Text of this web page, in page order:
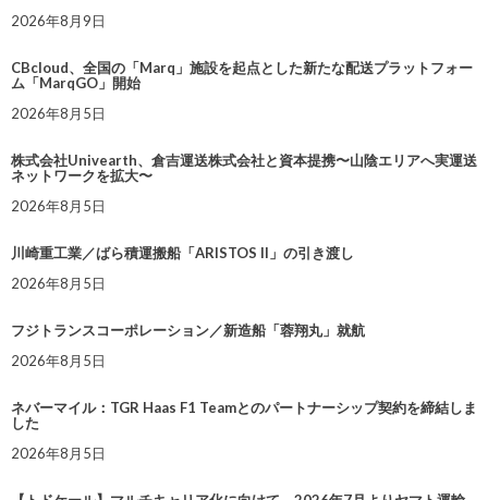
2026年8月9日
CBcloud、全国の「Marq」施設を起点とした新たな配送プラットフォー
ム「MarqGO」開始
2026年8月5日
株式会社Univearth、倉吉運送株式会社と資本提携〜山陰エリアへ実運送
ネットワークを拡大〜
2026年8月5日
川崎重工業／ばら積運搬船「ARISTOS II」の引き渡し
2026年8月5日
フジトランスコーポレーション／新造船「蓉翔丸」就航
2026年8月5日
ネバーマイル：TGR Haas F1 Teamとのパートナーシップ契約を締結しま
した
2026年8月5日